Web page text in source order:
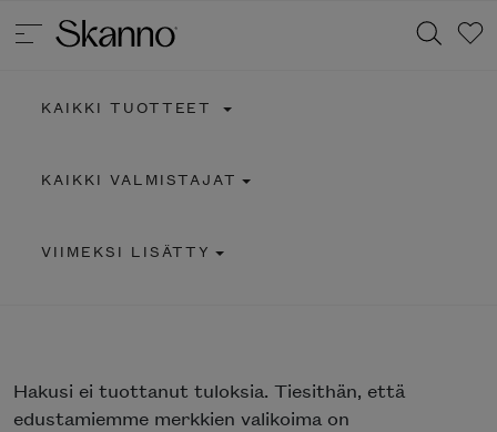
KAIKKI TUOTTEET
KAIKKI VALMISTAJAT
VIIMEKSI LISÄTTY
Hakusi ei tuottanut tuloksia. Tiesithän, että
edustamiemme merkkien valikoima on